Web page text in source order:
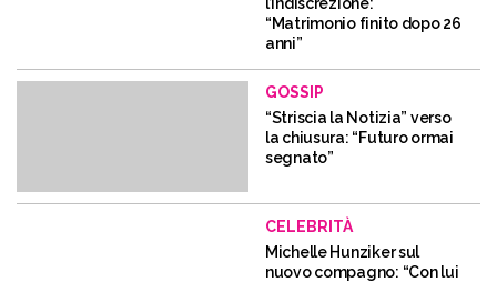
“Matrimonio finito dopo 26
anni”
GOSSIP
“Striscia la Notizia” verso
la chiusura: “Futuro ormai
segnato”
CELEBRITÀ
Michelle Hunziker sul
nuovo compagno: “Con lui